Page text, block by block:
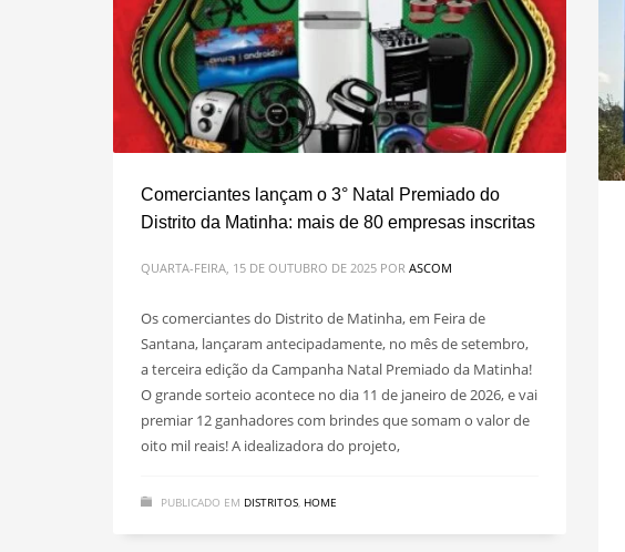
Comerciantes lançam o 3° Natal Premiado do
Distrito da Matinha: mais de 80 empresas inscritas
QUARTA-FEIRA, 15 DE OUTUBRO DE 2025 POR ASCOM
Os comerciantes do Distrito de Matinha, em Feira de
Santana, lançaram antecipadamente, no mês de setembro,
a terceira edição da Campanha Natal Premiado da Matinha!
O grande sorteio acontece no dia 11 de janeiro de 2026, e vai
premiar 12 ganhadores com brindes que somam o valor de
oito mil reais! A idealizadora do projeto,
PUBLICADO EM DISTRITOS, HOME